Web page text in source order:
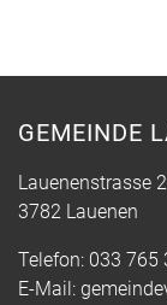
GEMEINDE
Lauenenstrasse 2
3782 Lauenen
Telefon: 033 765
E-Mail: